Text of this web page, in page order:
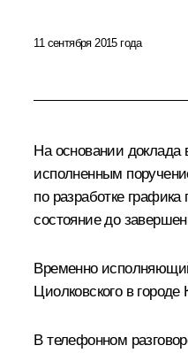
11 сентября 2015 года
На основании доклада
исполненным
по разработке
состояние до
Временно
Циолковского в городе
В телефонном